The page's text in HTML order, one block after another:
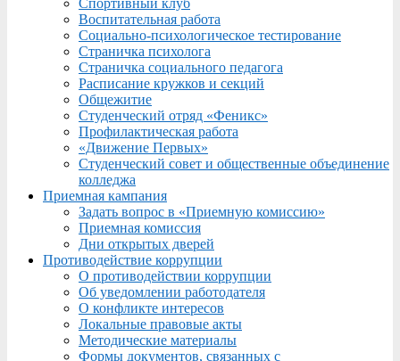
Спортивный клуб
Воспитательная работа
Социально-психологическое тестирование
Страничка психолога
Страничка социального педагога
Расписание кружков и секций
Общежитие
Студенческий отряд «Феникс»
Профилактическая работа
«Движение Первых»
Студенческий совет и общественные объединение
колледжа
Приемная кампания
Задать вопрос в «Приемную комиссию»
Приемная комиссия
Дни открытых дверей
Противодействие коррупции
О противодействии коррупции
Об уведомлении работодателя
О конфликте интересов
Локальные правовые акты
Методические материалы
Формы документов, связанных с